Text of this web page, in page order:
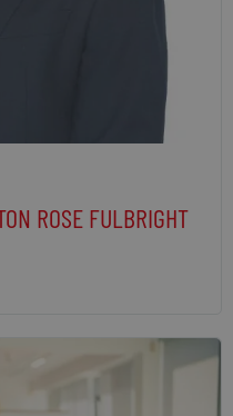
ROSE FULBRIGHT